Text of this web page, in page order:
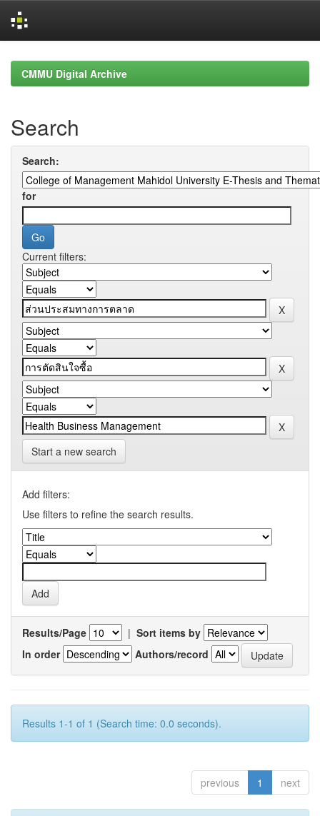
navigationCMMU Digital Archive
Search
Search:
for
Current filters:
Start a new search
Add filters:
Use filters to refine the search results.
Results/Page | Sort items by
In order
Authors/record
Results 1-1 of 1 (Search time: 0.0 seconds).
previous 1 next